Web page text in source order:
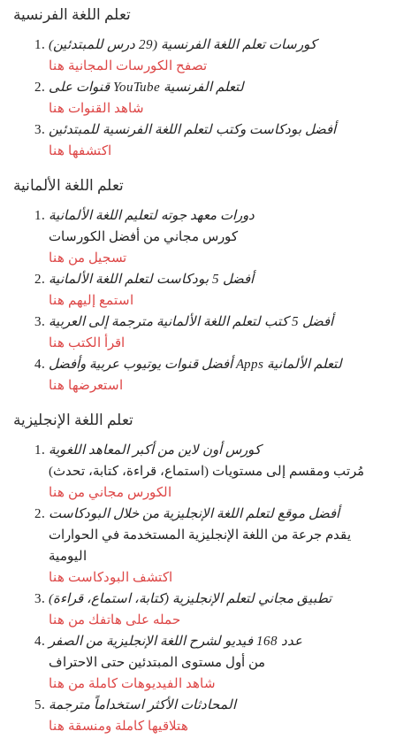
تعلم اللغة الفرنسية
كورسات تعلم اللغة الفرنسية (29 درس للمبتدئين)
تصفح الكورسات المجانية هنا
قنوات على YouTube لتعلم الفرنسية
شاهد القنوات هنا
أفضل بودكاست وكتب لتعلم اللغة الفرنسية للمبتدئين
اكتشفها هنا
تعلم اللغة الألمانية
دورات معهد جوته لتعليم اللغة الألمانية
كورس مجاني من أفضل الكورسات
تسجيل من هنا
أفضل 5 بودكاست لتعلم اللغة الألمانية
استمع إليهم هنا
أفضل 5 كتب لتعلم اللغة الألمانية مترجمة إلى العربية
اقرأ الكتب هنا
أفضل قنوات يوتيوب عربية وأفضل Apps لتعلم الألمانية
استعرضها هنا
تعلم اللغة الإنجليزية
كورس أون لاين من أكبر المعاهد اللغوية
مُرتب ومقسم إلى مستويات (استماع، قراءة، كتابة، تحدث)
الكورس مجاني من هنا
أفضل موقع لتعلم اللغة الإنجليزية من خلال البودكاست
يقدم جرعة من اللغة الإنجليزية المستخدمة في الحوارات
اليومية
اكتشف البودكاست هنا
تطبيق مجاني لتعلم الإنجليزية (كتابة، استماع، قراءة)
حمله على هاتفك من هنا
عدد 168 فيديو لشرح اللغة الإنجليزية من الصفر
من أول مستوى المبتدئين حتى الاحتراف
شاهد الفيديوهات كاملة من هنا
المحادثات الأكثر استخداماً مترجمة
هتلاقيها كاملة ومنسقة هنا